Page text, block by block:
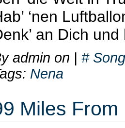
‘nen
an Dich
admin on | #
Nena
Miles